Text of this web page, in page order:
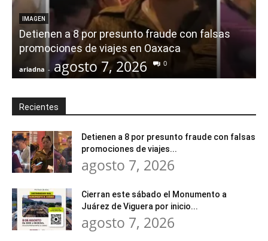
IMAGEN
Detienen a 8 por presunto fraude con falsas
promociones de viajes en Oaxaca
ariadna - agosto 7, 2026 0
Recientes
Detienen a 8 por presunto fraude con falsas
promociones de viajes...
agosto 7, 2026
Cierran este sábado el Monumento a
Juárez de Viguera por inicio...
agosto 7, 2026